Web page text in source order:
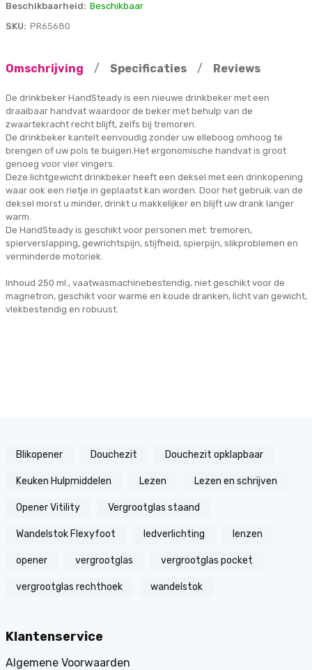
Beschikbaarheid: Beschikbaar
SKU: PR65680
Omschrijving / Specificaties / Reviews
De drinkbeker HandSteady is een nieuwe drinkbeker met een
draaibaar handvat waardoor de beker met behulp van de
zwaartekracht recht blijft, zelfs bij tremoren.
De drinkbeker kantelt eenvoudig zonder uw elleboog omhoog te
brengen of uw pols te buigen.Het ergonomische handvat is groot
genoeg voor vier vingers.
Deze lichtgewicht drinkbeker heeft een deksel met een drinkopening
waar ook een rietje in geplaatst kan worden. Door het gebruik van de
deksel morst u minder, drinkt u makkelijker en blijft uw drank langer
warm.
De HandSteady is geschikt voor personen met: tremoren,
spierverslapping, gewrichtspijn, stijfheid, spierpijn, slikproblemen en
verminderde motoriek.
Inhoud 250 ml., vaatwasmachinebestendig, niet geschikt voor de
magnetron, geschikt voor warme en koude dranken, licht van gewicht,
vlekbestendig en robuust.
Blikopener Douchezit Douchezit opklapbaar
Keuken Hulpmiddelen Lezen Lezen en schrijven
Opener Vitility Vergrootglas staand
Wandelstok Flexyfoot ledverlichting lenzen
opener vergrootglas vergrootglas pocket
vergrootglas rechthoek wandelstok
Klantenservice
Algemene Voorwaarden